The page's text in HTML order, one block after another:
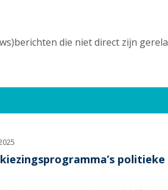
die niet direct zijn